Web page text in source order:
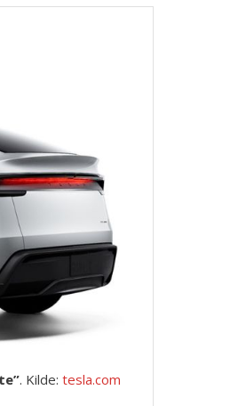
. Kilde:tesla.com